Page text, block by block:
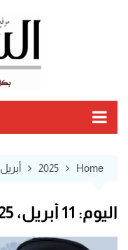
Home
2025 أبريل
اليوم: 11 أبريل، 2025